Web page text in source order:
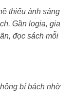
thiếu ánh sáng
Gần logia, gia
đọc sách mỗi
bí bách nhờ